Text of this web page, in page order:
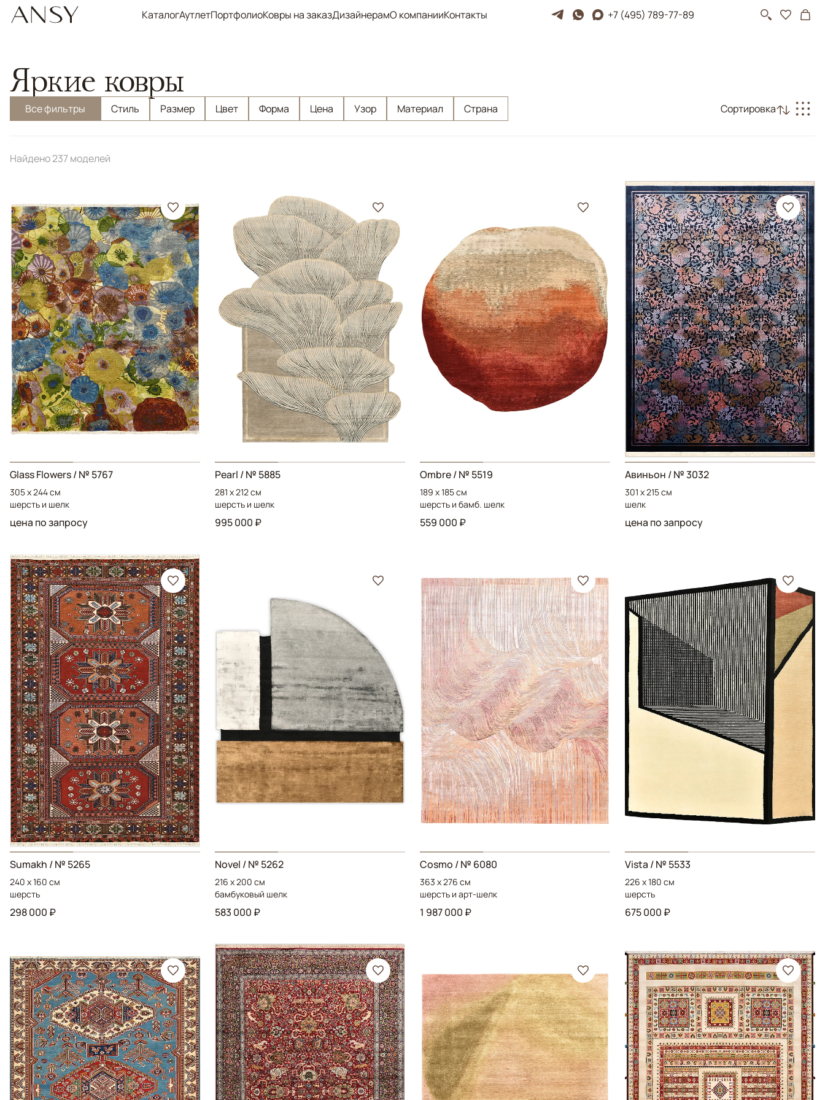
КаталогАутлетПортфолиоКовры на заказДизайнерамО компанииКонтакты +7 (495) 789-77-89
Яркие ковры
Все фильтры Стиль Размер Цвет Форма Цена Узор Материал Страна Сортировка
Найдено 237 моделей
Glass Flowers/ № 5767
305 x 244 см
шерсть и шелк
цена по запросу
Pearl / № 5885
281 x 212 см
шерсть и шелк
995 000 ₽
Ombre/ № 5519
189 x 185 см
шерсть и бамб. шелк
559 000 ₽
Авиньон / № 3032
301 x 215 см
шелк
цена по запросу
Sumakh / № 5265
240 x 160 см
шерсть
298 000 ₽
Novel / № 5262
216 x 200 см
бамбуковый шелк
583 000 ₽
Cosmo / № 6080
363 x 276 см
шерсть и арт-шелк
1 987 000 ₽
Vista / № 5533
226 x 180 см
шерсть
675 000 ₽